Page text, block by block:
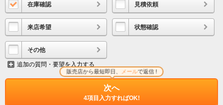
在庫確認 見積依頼
来店希望 状態確認
その他
追加の質問・要望を入力する
次へ
4項目入力すればOK!
販売店から最短即日、 メールで返信 !